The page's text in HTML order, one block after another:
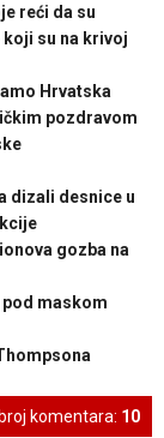
reći da su
su na krivoj
Hrvatska
pozdravom
dizali desnice u
gozba na
pod maskom
broj komentara: 10